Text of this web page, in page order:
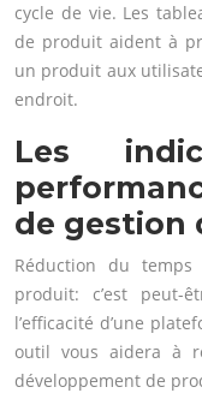
cycle de vie. Les
de produit aident à
un produit aux
endroit.
Les
de gestion
Réduction du
produit: c’est peut-
l’efficacité d’une
outil vous aidera à
développement de